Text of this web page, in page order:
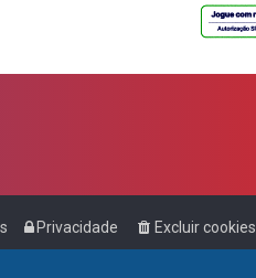
Excluir cookies
Privacidade